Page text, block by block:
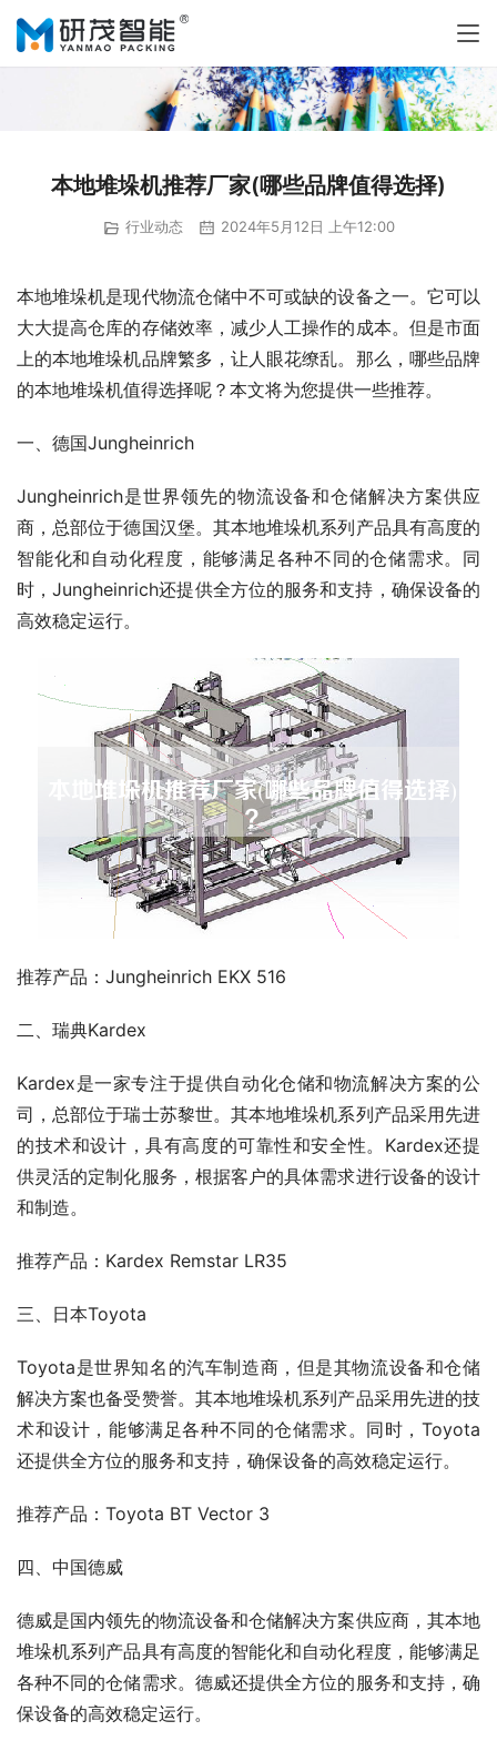
本地堆垛机推荐厂家(哪些品牌值得选择)
行业动态 2024年5月12日 上午12:00
本地堆垛机是现代物流仓储中不可或缺的设备之一。它可以
大大提高仓库的存储效率，减少人工操作的成本。但是市面
上的本地堆垛机品牌繁多，让人眼花缭乱。那么，哪些品牌
的本地堆垛机值得选择呢？本文将为您提供一些推荐。
一、德国Jungheinrich
Jungheinrich是世界领先的物流设备和仓储解决方案供应
商，总部位于德国汉堡。其本地堆垛机系列产品具有高度的
智能化和自动化程度，能够满足各种不同的仓储需求。同
时，Jungheinrich还提供全方位的服务和支持，确保设备的
高效稳定运行。
推荐产品：Jungheinrich EKX 516
二、瑞典Kardex
Kardex是一家专注于提供自动化仓储和物流解决方案的公
司，总部位于瑞士苏黎世。其本地堆垛机系列产品采用先进
的技术和设计，具有高度的可靠性和安全性。Kardex还提
供灵活的定制化服务，根据客户的具体需求进行设备的设计
和制造。
推荐产品：Kardex Remstar LR35
三、日本Toyota
Toyota是世界知名的汽车制造商，但是其物流设备和仓储
解决方案也备受赞誉。其本地堆垛机系列产品采用先进的技
术和设计，能够满足各种不同的仓储需求。同时，Toyota
还提供全方位的服务和支持，确保设备的高效稳定运行。
推荐产品：Toyota BT Vector 3
四、中国德威
德威是国内领先的物流设备和仓储解决方案供应商，其本地
堆垛机系列产品具有高度的智能化和自动化程度，能够满足
各种不同的仓储需求。德威还提供全方位的服务和支持，确
保设备的高效稳定运行。